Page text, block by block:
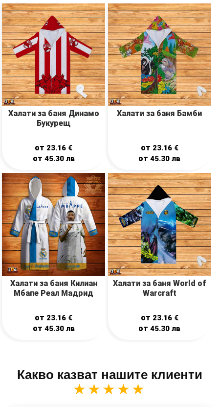
Халати за баня Динамо
Букурещ
от 23.16 €
от 45.30 лв
Халати за баня Бамби
от 23.16 €
от45.30лв
Халати за баня Килиан
Мбапе Реал Мадрид
от 23.16 €
от 45.30 лв
Халати за баня World of
Warcraft
от 23.16 €
от45.30лв
Какво казват нашите клиенти
★★★★★